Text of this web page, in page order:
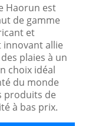
Haorun est
de gamme
et
allie
plaies à un
choix idéal
du monde
produits de
à bas prix.